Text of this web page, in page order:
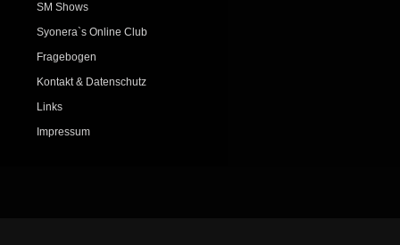
SM Shows
Syonera`s Online Club
Fragebogen
Kontakt & Datenschutz
Links
Impressum